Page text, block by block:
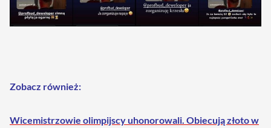
Zobacz również:
Wicemistrzowie olimpijscy uhonorowali. Obiecują złoto w